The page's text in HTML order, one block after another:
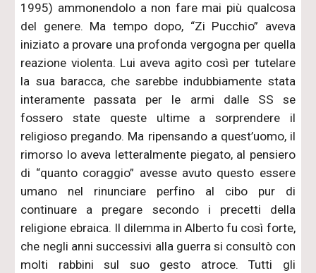
1995) ammonendolo a non fare mai più qualcosa
del genere. Ma tempo dopo, “Zi Pucchio” aveva
iniziato a provare una profonda vergogna per quella
reazione violenta. Lui aveva agito così per tutelare
la sua baracca, che sarebbe indubbiamente stata
interamente passata per le armi dalle SS se
fossero state queste ultime a sorprendere il
religioso pregando. Ma ripensando a quest’uomo, il
rimorso lo aveva letteralmente piegato, al pensiero
di “quanto coraggio” avesse avuto questo essere
umano nel rinunciare perfino al cibo pur di
continuare a pregare secondo i precetti della
religione ebraica. Il dilemma in Alberto fu così forte,
che negli anni successivi alla guerra si consultò con
molti rabbini sul suo gesto atroce. Tutti gli